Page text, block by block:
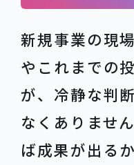
新規事業の現
やこれまでの
が、冷静な判
なくありませ
ば成果が出る